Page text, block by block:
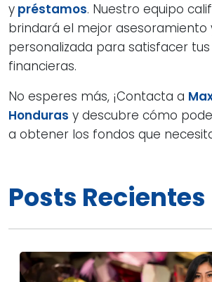
y préstamos. Nuestro equipo
brindará el mejor asesoramiento
personalizada para satisfacer
financieras.
No esperes más, ¡Contacta a
Honduras y descubre cómo
a obtener los fondos que
Posts Recientes